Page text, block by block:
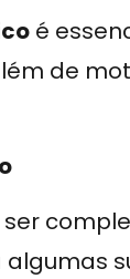
é
de